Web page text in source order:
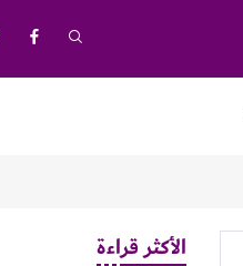
الأكثر قراءة